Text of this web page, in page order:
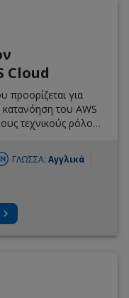
Cloud
προορίζεται για
του AWS
τεχνικούς ρόλους.
αρχιτεκτονικής,
Αυτό το μάθημα σας
την εξέταση AWS
ΓΛΩΣΣΑ: Αγγλικά